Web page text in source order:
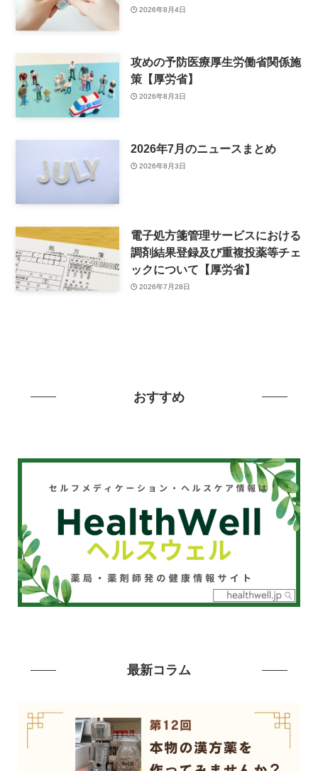
2026年8月4日
攻めの予防医療厚生労働省関係施
策【厚労省】
2026年8月3日
2026年7月のニュースまとめ
2026年8月3日
電子処方箋管理サービスにおける
調剤結果登録及び重複投薬等チェ
ックについて【厚労省】
2026年7月28日
おすすめ
最新コラム